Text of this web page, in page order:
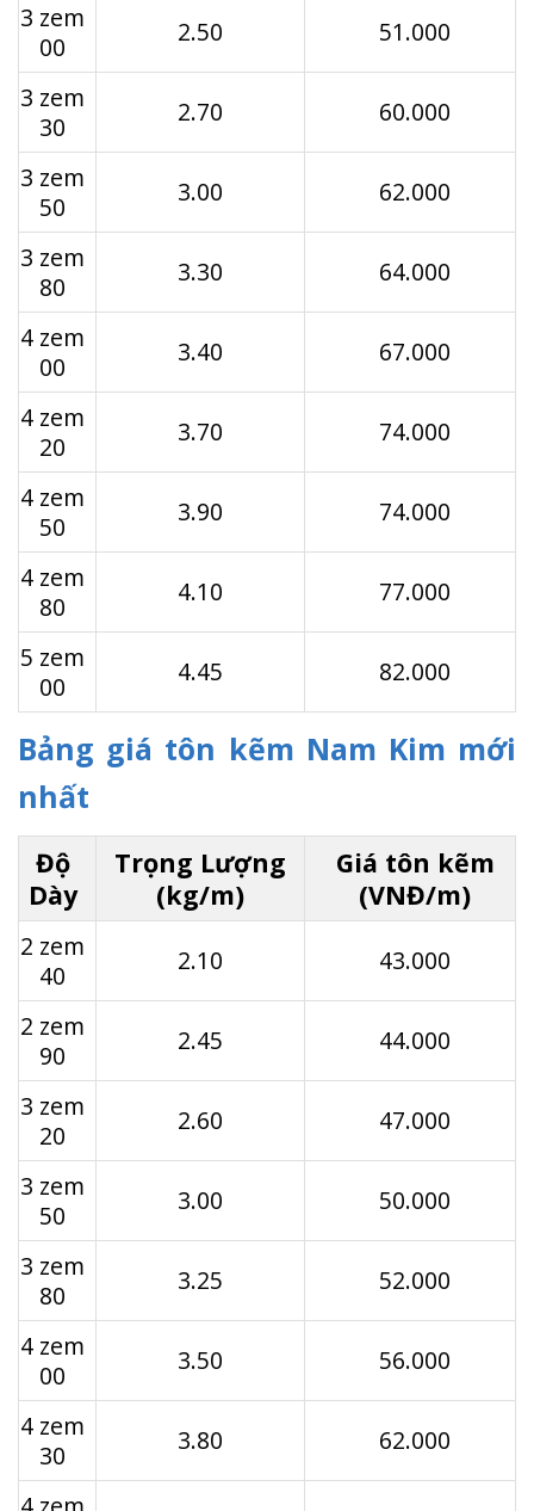
3 zem
00
2.50 51.000
3 zem
30
2.70 60.000
3 zem
50
3.00 62.000
3 zem
80
3.30 64.000
4 zem
00
3.40 67.000
4 zem
20
3.70 74.000
4 zem
50
3.90 74.000
4 zem
80
4.10 77.000
5 zem
00
4.45 82.000
Bảng giá tôn kẽm Nam Kim mới
nhất
Độ
Dày
Trọng Lượng
(kg/m)
Giá tôn kẽm
(VNĐ/m)
2 zem
40
2.10 43.000
2 zem
90
2.45 44.000
3 zem
20
2.60 47.000
3 zem
50
3.00 50.000
3 zem
80
3.25 52.000
4 zem
00
3.50 56.000
4 zem
30
3.80 62.000